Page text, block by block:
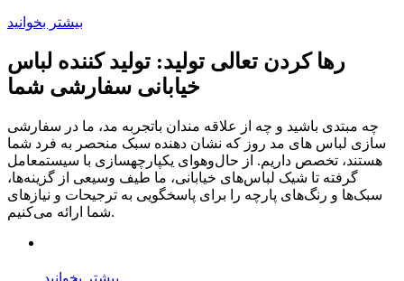
بیشتر بخوانید
رها کردن تعالی تولید: تولید کننده لباس
خیابانی سفارشی شما
چه مبتدی باشید و چه از علاقه مندان باتجربه مد، ما در سفارشی
سازی لباس های مد روز که نشان دهنده سبک منحصر به فرد شما
هستند، تخصص داریم. از حال‌وهوای یکپارچهسازی با سیستمعامل
گرفته تا شیک لباس‌های خیابانی، ما طیف وسیعی از گزینه‌ها،
سبک‌ها و رنگ‌های پارچه را برای پاسخگویی به ترجیحات و نیازهای
شما ارائه می‌کنیم.